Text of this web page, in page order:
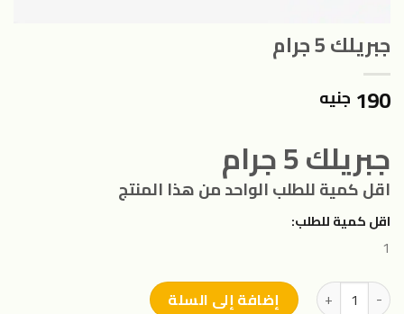
جبريلك 5 جرام
190 جنيه
جبريلك 5 جرام
اقل كمية للطلب الواحد من هذا المنتج
اقل كمية للطلب:
1
كمية جبريلك 5 جرام إضافة إلى السلة